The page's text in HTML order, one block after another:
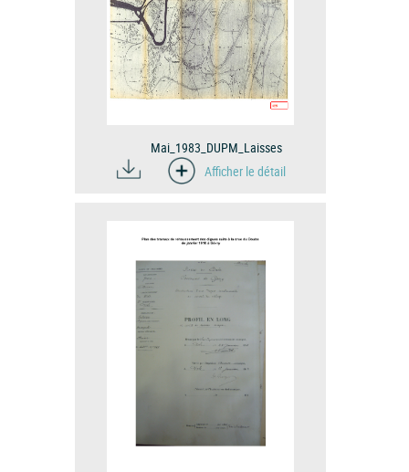
Mai_1983_DUPM_Laisses
Afficher le détail